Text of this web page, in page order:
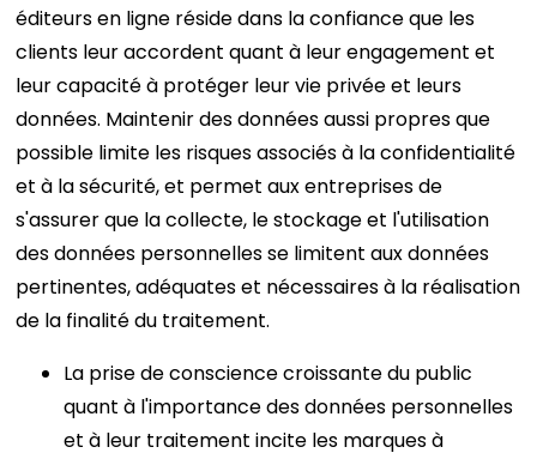
éditeurs en ligne réside dans la confiance que les
clients leur accordent quant à leur engagement et
leur capacité à protéger leur vie privée et leurs
données. Maintenir des données aussi propres que
possible limite les risques associés à la confidentialité
et à la sécurité, et permet aux entreprises de
s'assurer que la collecte, le stockage et l'utilisation
des données personnelles se limitent aux données
pertinentes, adéquates et nécessaires à la réalisation
de la finalité du traitement.
La prise de conscience croissante du public
quant à l'importance des données personnelles
et à leur traitement incite les marques à